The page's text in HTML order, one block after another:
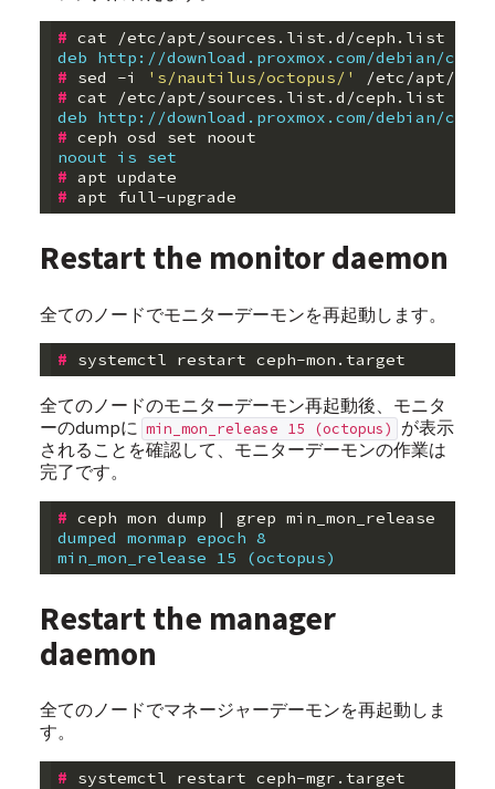
#
deb http://download.proxmox.com/debian/
# sed -i
's/nautilus/octopus/'
#
deb http://download.proxmox.com/debian/
# ceph osd set
noout is set
#
#
Restart the monitor daemon
全てのノードでモニターデーモンを再起動します。
#
全てのノードのモニターデーモン再起動後、モニタ
ーのdumpに min_mon_release 15 (octopus)
が表示
されることを確認して、モニターデーモンの作業は
完了です。
# ceph mon dump |
dumped monmap epoch 8
min_mon_release 15 (octopus)
Restart the manager
daemon
全てのノードでマネージャーデーモンを再起動しま
す。
#